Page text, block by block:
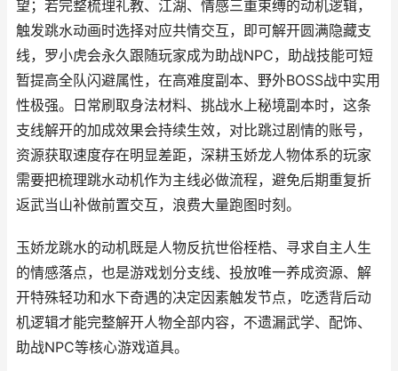
望；若完整梳理礼教、江湖、情感三重束缚的动机逻辑，
触发跳水动画时选择对应共情交互，即可解开圆满隐藏支
线，罗小虎会永久跟随玩家成为助战NPC，助战技能可短
暂提高全队闪避属性，在高难度副本、野外BOSS战中实用
性极强。日常刷取身法材料、挑战水上秘境副本时，这条
支线解开的加成效果会持续生效，对比跳过剧情的账号，
资源获取速度存在明显差距，深耕玉娇龙人物体系的玩家
需要把梳理跳水动机作为主线必做流程，避免后期重复折
返武当山补做前置交互，浪费大量跑图时刻。
玉娇龙跳水的动机既是人物反抗世俗桎梏、寻求自主人生
的情感落点，也是游戏划分支线、投放唯一养成资源、解
开特殊轻功和水下奇遇的决定因素触发节点，吃透背后动
机逻辑才能完整解开人物全部内容，不遗漏武学、配饰、
助战NPC等核心游戏道具。